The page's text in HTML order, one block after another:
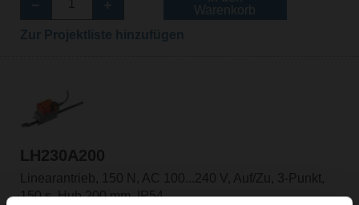
LH230A200
Linearantrieb, 150 N, AC 100...240 V, Auf/Zu, 3-Punkt,
150 s, Hub 200 mm, IP54